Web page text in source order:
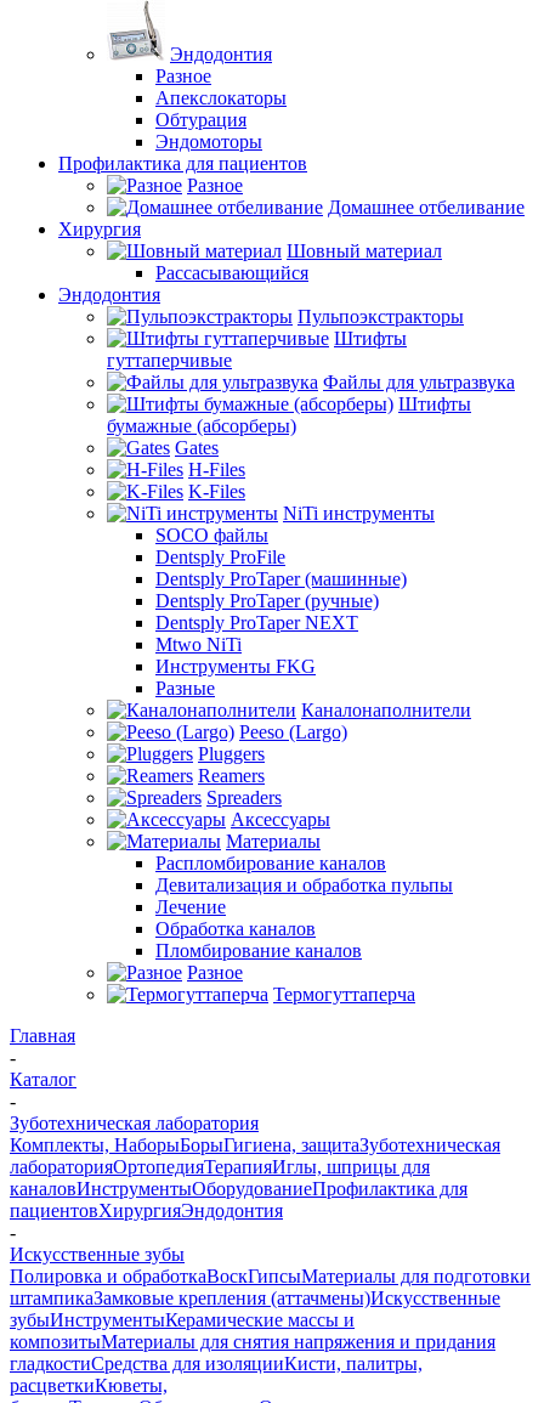
Эндодонтия
Разное
Апекслокаторы
Обтурация
Эндомоторы
Профилактика для пациентов
Разное
Домашнее отбеливание
Хирургия
Шовный материал
Рассасывающийся
Эндодонтия
Пульпоэкстракторы
Штифты
гуттаперчивые
Файлы для ультразвука
Штифты
бумажные (абсорберы)
Gates
H-Files
K-Files
NiTi инструменты
SOCO файлы
Dentsply ProFile
Dentsply ProTaper (машинные)
Dentsply ProTaper (ручные)
Dentsply ProTaper NEXT
Mtwo NiTi
Инструменты FKG
Разные
Каналонаполнители
Peeso (Largo)
Pluggers
Reamers
Spreaders
Аксессуары
Материалы
Распломбирование каналов
Девитализация и обработка пульпы
Лечение
Обработка каналов
Пломбирование каналов
Разное
Термогуттаперча
Главная
-
Каталог
-
Зуботехническая лаборатория
Комплекты, НаборыБорыГигиена, защитаЗуботехническая
лабораторияОртопедияТерапияИглы, шприцы для
каналовИнструментыОборудованиеПрофилактика для
пациентовХирургияЭндодонтия
-
Искусственные зубы
Полировка и обработкаВоскГипсыМатериалы для подготовки
штампикаЗамковые крепления (аттачмены)Искусственные
зубыИнструментыКерамические массы и
композитыМатериалы для снятия напряжения и придания
гладкостиСредства для изоляцииКисти, палитры,
расцветкиКюветы,